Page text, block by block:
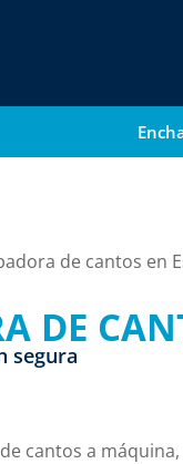
de cantos en
DE
segura
cantos a